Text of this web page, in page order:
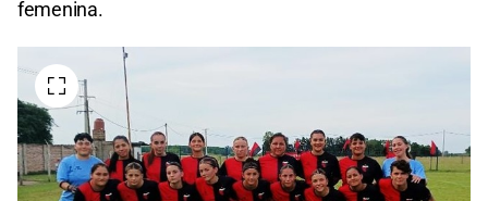
femenina.